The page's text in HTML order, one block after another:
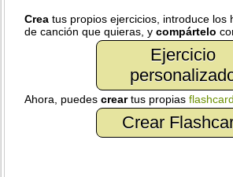
Crea tus propios ejercicios, introduce los
de canción que quieras, ycompártelo
Ejercicio
Ahora, puedescreartus propias
Crear